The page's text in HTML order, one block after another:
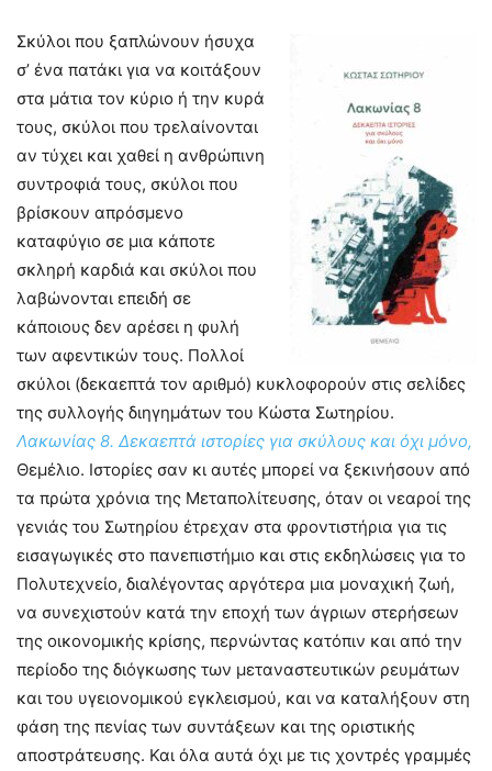
Σκύλοι που ξαπλώνουν ήσυχα
σ’ ένα πατάκι για να κοιτάξουν
στα μάτια τον κύριο ή την κυρά
τους, σκύλοι που τρελαίνονται
αν τύχει και χαθεί η ανθρώπινη
συντροφιά τους, σκύλοι που
βρίσκουν απρόσμενο
καταφύγιο σε μια κάποτε
σκληρή καρδιά και σκύλοι που
λαβώνονται επειδή σε
κάποιους δεν αρέσει η φυλή
των αφεντικών τους. Πολλοί
σκύλοι (δεκαεπτά τον αριθμό) κυκλοφορούν στις σελίδες
της συλλογής διηγημάτων του Κώστα Σωτηρίου.
Λακωνίας 8. Δεκαεπτά ιστορίες για σκύλους και όχι μόνο,
Θεμέλιο. Ιστορίες σαν κι αυτές μπορεί να ξεκινήσουν από
τα πρώτα χρόνια της Μεταπολίτευσης, όταν οι νεαροί της
γενιάς του Σωτηρίου έτρεχαν στα φροντιστήρια για τις
εισαγωγικές στο πανεπιστήμιο και στις εκδηλώσεις για το
Πολυτεχνείο, διαλέγοντας αργότερα μια μοναχική ζωή,
να συνεχιστούν κατά την εποχή των άγριων στερήσεων
της οικονομικής κρίσης, περνώντας κατόπιν και από την
περίοδο της διόγκωσης των μεταναστευτικών ρευμάτων
και του υγειονομικού εγκλεισμού, και να καταλήξουν στη
φάση της πενίας των συντάξεων και της οριστικής
αποστράτευσης. Και όλα αυτά όχι με τις χοντρές γραμμές